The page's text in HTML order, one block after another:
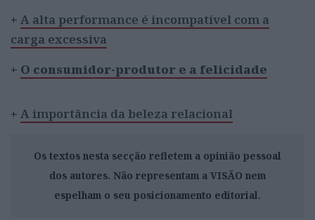
+ A alta performance é incompatível com a
carga excessiva
+ O consumidor-produtor e a felicidade
+ A importância da beleza relacional
Os textos nesta secção refletem a opinião pessoal
dos autores. Não representam a VISÃO nem
espelham o seu posicionamento editorial.